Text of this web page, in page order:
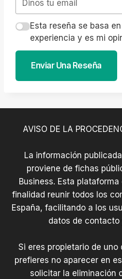
Esta reseña se basa
experiencia y es mi
Enviar Una Reseña
AVISO DE LA
La información
proviene de fichas
Business. Esta
finalidad reunir todos los
España, facilitando a los
datos de contacto
Si eres propietario de
prefieres no aparecer en
solicitar la eliminación